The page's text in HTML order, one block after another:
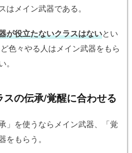
はメイン武器である。
が役立たないクラスはないとい
色々やる人はメイン武器をもら
の伝承/覚醒に合わせる
」を使うならメイン武器、「覚
もらう。